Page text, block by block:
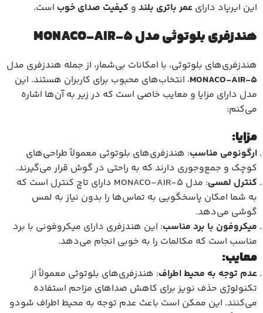
این ایرپاد دارای عمر باتری بلند و کیفیت صدای خوب است.
هندزفری بلوتوثی مدل MONACO-AIR-5
هندزفری‌های بلوتوثی، با امکانات بی‌شمار، از جمله هندزفری مدل
MONACO-AIR-5، انتخاب‌های محبوب برای کاربران هستند. این
مدل دارای مزایا و معایب خاصی است که در زیر به آن‌ها اشاره
می‌کنم:
مزایا:
ارگونومی مناسب: هندزفری‌های بلوتوثی معمولاً طراحی‌های
کوچک و جمع‌وجوری دارند که به راحتی در گوش قرار می‌گیرند.
کنترل لمسی
: مدل MONACO-AIR-5 دارای تاچ کنترل است که
به شما امکان پاسخگویی به تماس‌ها را بدون نیاز به لمس
گوشی می‌دهد.
میکروفون با برد مناسب: این هندزفری دارای میکروفونی با برد
مناسب است که مکالمات را به خوبی انجام می‌دهد.
معایب:
عدم توجه به محیط اطراف: هندزفری‌های بلوتوثی معمولاً از
تکنولوژی حذف نویز برای کاهش صداهای مزاحم استفاده
می‌کنند. این ممکن است باعث عدم توجه به محیط اطراف شودو